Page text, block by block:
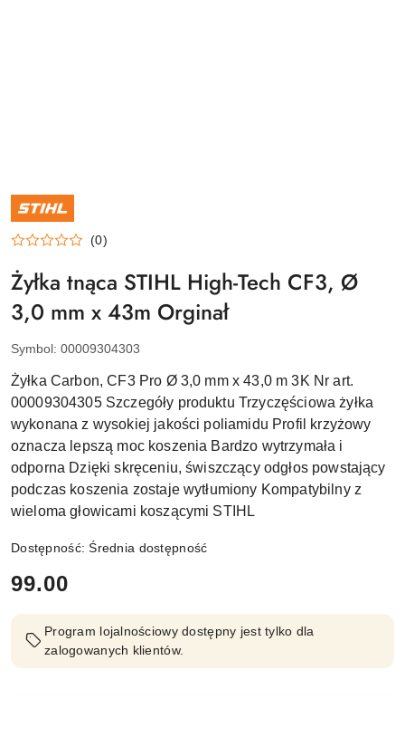
NAZWA
PRODUCENTA:
STIHL
(0)
Żyłka tnąca STIHL High-Tech CF3, Ø
3,0 mm x 43m Orginał
Symbol: 00009304303
Żyłka Carbon, CF3 Pro Ø 3,0 mm x 43,0 m 3K Nr art.
00009304305 Szczegóły produktu Trzyczęściowa żyłka
wykonana z wysokiej jakości poliamidu Profil krzyżowy
oznacza lepszą moc koszenia Bardzo wytrzymała i
odporna Dzięki skręceniu, świszczący odgłos powstający
podczas koszenia zostaje wytłumiony Kompatybilny z
wieloma głowicami koszącymi STIHL
Dostępność:Średnia dostępność
cena:
99.00
Program lojalnościowy dostępny jest tylko dla
zalogowanych klientów.